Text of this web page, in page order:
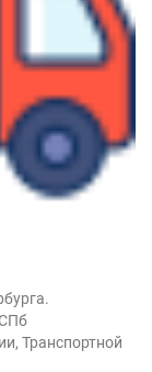
Транспортной